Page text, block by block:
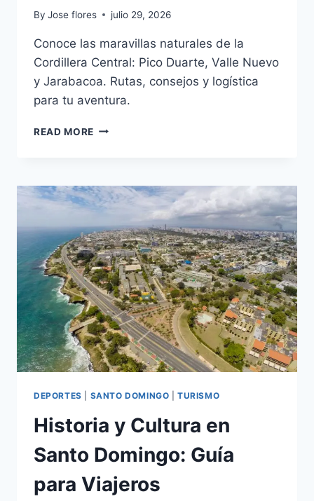
By Jose flores julio 29, 2026
Conoce las maravillas naturales de la
Cordillera Central: Pico Duarte, Valle Nuevo
y Jarabacoa. Rutas, consejos y logística
para tu aventura.
READ MORE AVENTURAS
VALLE
NUEVO
JARABACOA
DEPORTES SANTO DOMINGO |TURISMO
Historia y Cultura en
Santo Domingo: Guía
para Viajeros